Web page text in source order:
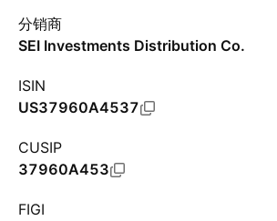
分销商
SEI Investments Distribution Co.
ISIN
US37960A4537
CUSIP
37960A453
FIGI